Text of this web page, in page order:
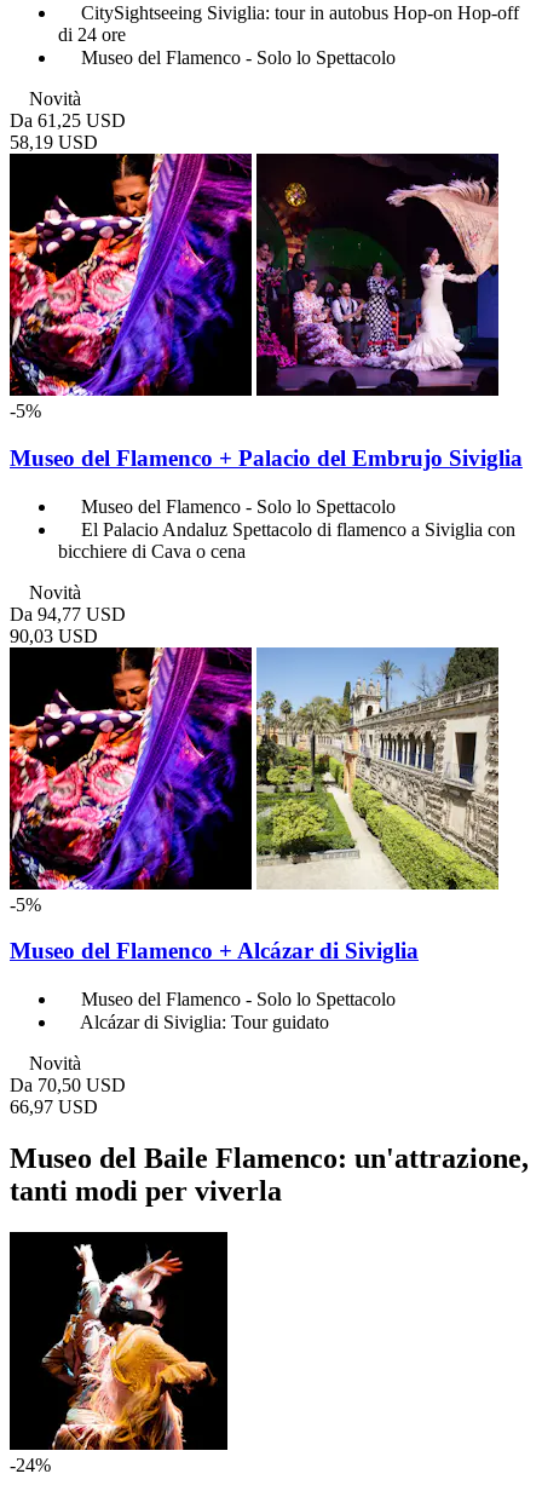
CitySightseeing Siviglia: tour in autobus Hop-on Hop-off
di 24 ore
Museo del Flamenco - Solo lo Spettacolo
Novità
Da 61,25 USD
58,19 USD
-5%
Museo del Flamenco + Palacio del Embrujo Siviglia
Museo del Flamenco - Solo lo Spettacolo
El Palacio Andaluz Spettacolo di flamenco a Siviglia con
bicchiere di Cava o cena
Novità
Da 94,77 USD
90,03 USD
-5%
Museo del Flamenco + Alcázar di Siviglia
Museo del Flamenco - Solo lo Spettacolo
Alcázar di Siviglia: Tour guidato
Novità
Da 70,50 USD
66,97 USD
Museo del Baile Flamenco: un'attrazione,
tanti modi per viverla
-24%